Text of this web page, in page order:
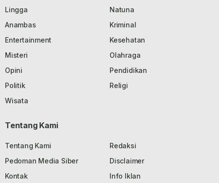
Lingga
Natuna
Anambas
Kriminal
Entertainment
Kesehatan
Misteri
Olahraga
Opini
Pendidikan
Politik
Religi
Wisata
Tentang Kami
Tentang Kami
Redaksi
Pedoman Media Siber
Disclaimer
Kontak
Info Iklan